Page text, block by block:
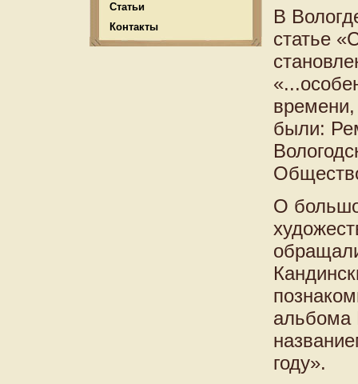
Статьи
Контакты
В
статье
времени,
были:
О
альбома
году».